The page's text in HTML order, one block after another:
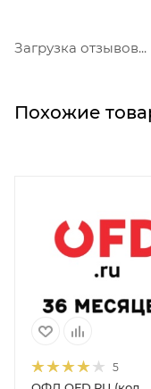
Загрузка отзывов...
Похожие
5